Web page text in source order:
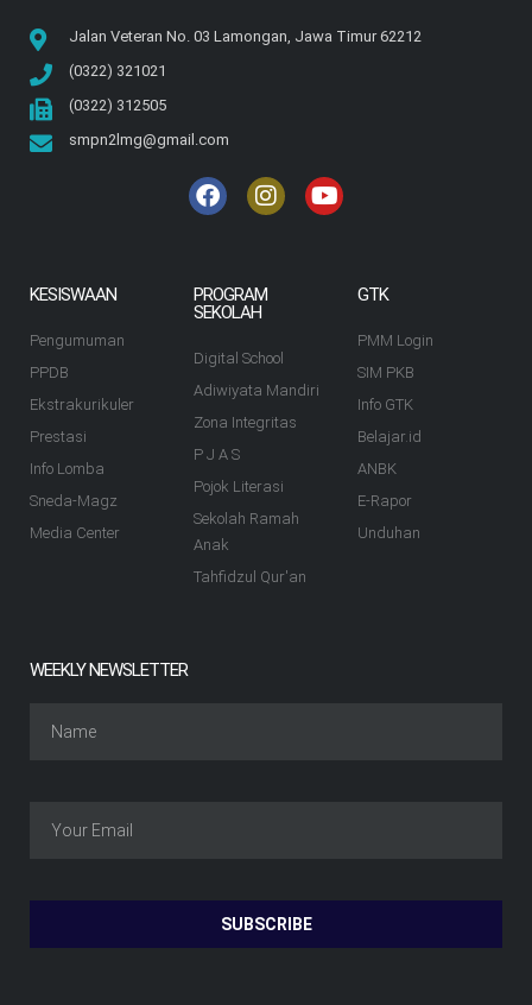
Jalan Veteran No. 03 Lamongan, Jawa Timur 62212
(0322) 321021
(0322) 312505
smpn2lmg@gmail.com
KESISWAAN
Pengumuman
PPDB
Ekstrakurikuler
Prestasi
Info Lomba
Sneda-Magz
Media Center
PROGRAM
SEKOLAH
Digital School
Adiwiyata Mandiri
Zona Integritas
P J A S
Pojok Literasi
Sekolah Ramah
Anak
Tahfidzul Qur'an
GTK
PMM Login
SIM PKB
Info GTK
Belajar.id
ANBK
E-Rapor
Unduhan
WEEKLY NEWSLETTER
SUBSCRIBE